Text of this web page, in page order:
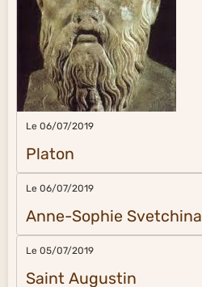
Le 06/07/2019
Platon
Le 06/07/2019
Anne-Sophie Svetchina
Le 05/07/2019
Saint Augustin